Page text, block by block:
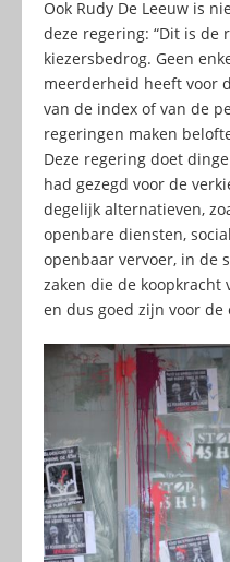
Ook Rudy De Leeuw is
deze regering: “Dit is de
kiezersbedrog. Geen
meerderheid heeft voor
van de index of van de
regeringen maken
Deze regering doet
had gezegd voor de
degelijk alternatieven,
openbare diensten,
openbaar vervoer, in de
zaken die de koopkracht
en dus goed zijn voor de